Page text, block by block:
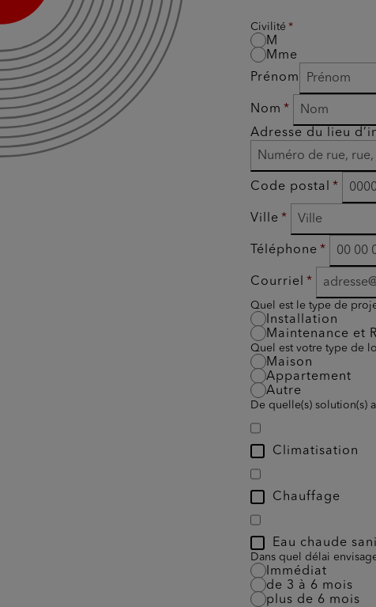
Civilité
M
Mme
Prénom
Nom
Adresse du lieu
Code postal
Ville
Téléphone
Courriel
Quel est le type de
Installation
Maintenance et
Quel est votre type de
Maison
Appartement
Autre
De quelle(s) solution(s)
Climatisation
Chauffage
Eau chaude
Dans quel délai
Immédiat
de 3 à 6 mois
plus de 6 mois